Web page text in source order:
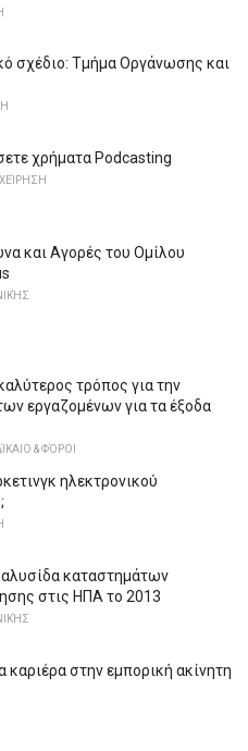
σχέδιο: Τμήμα Οργάνωσης και
χρήματα Podcasting
και Αγορές του Ομίλου
τρόπος για την
εργαζομένων για τα έξοδα
& ΦΌΡΟΙ
ηλεκτρονικού
αλυσίδα καταστημάτων
στις ΗΠΑ το 2013
καριέρα στην εμπορική ακίνητη